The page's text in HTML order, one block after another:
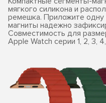
мягкого силикона и
ремешка. Приложите одну
магниты надежно
Совместимость для
Apple Watch серии 1, 2, 3,